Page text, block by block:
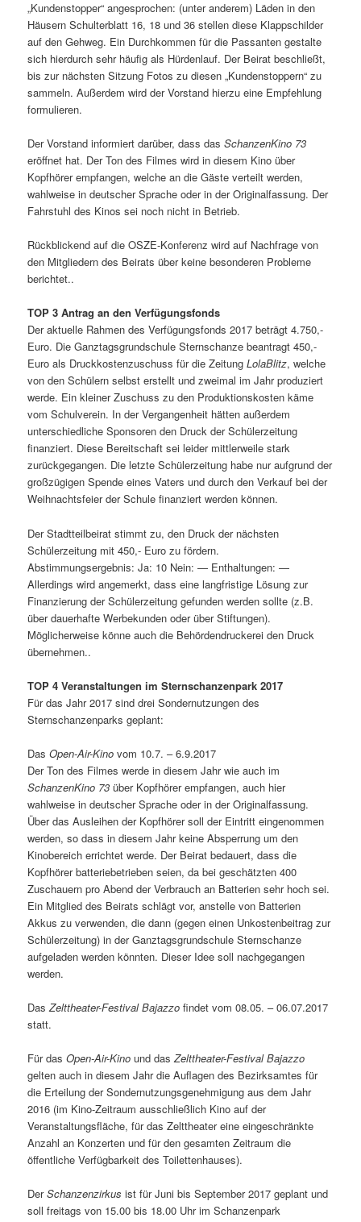
„Kundenstopper“ angesprochen: (unter anderem) Läden in den
Häusern Schulterblatt 16, 18 und 36 stellen diese Klappschilder
auf den Gehweg. Ein Durchkommen für die Passanten gestalte
sich hierdurch sehr häufig als Hürdenlauf. Der Beirat beschließt,
bis zur nächsten Sitzung Fotos zu diesen „Kundenstoppern“ zu
sammeln. Außerdem wird der Vorstand hierzu eine Empfehlung
formulieren.
Der Vorstand informiert darüber, dass dasSchanzenKino 73
eröffnet hat. Der Ton des Filmes wird in diesem Kino über
Kopfhörer empfangen, welche an die Gäste verteilt werden,
wahlweise in deutscher Sprache oder in der Originalfassung. Der
Fahrstuhl des Kinos sei noch nicht in Betrieb.
Rückblickend auf die OSZE-Konferenz wird auf Nachfrage von
den Mitgliedern des Beirats über keine besonderen Probleme
berichtet..
TOP 3 Antrag an den Verfügungsfonds
Der aktuelle Rahmen des Verfügungsfonds 2017 beträgt 4.750,-
Euro. Die Ganztagsgrundschule Sternschanze beantragt 450,-
Euro als Druckkostenzuschuss für die ZeitungLolaBlitz, welche
von den Schülern selbst erstellt und zweimal im Jahr produziert
werde. Ein kleiner Zuschuss zu den Produktionskosten käme
vom Schulverein. In der Vergangenheit hätten außerdem
unterschiedliche Sponsoren den Druck der Schülerzeitung
finanziert. Diese Bereitschaft sei leider mittlerweile stark
zurückgegangen. Die letzte Schülerzeitung habe nur aufgrund der
großzügigen Spende eines Vaters und durch den Verkauf bei der
Weihnachtsfeier der Schule finanziert werden können.
Der Stadtteilbeirat stimmt zu, den Druck der nächsten
Schülerzeitung mit 450,- Euro zu fördern.
Abstimmungsergebnis: Ja: 10 Nein: — Enthaltungen: —
Allerdings wird angemerkt, dass eine langfristige Lösung zur
Finanzierung der Schülerzeitung gefunden werden sollte (z.B.
über dauerhafte Werbekunden oder über Stiftungen).
Möglicherweise könne auch die Behördendruckerei den Druck
übernehmen..
TOP 4 Veranstaltungen im Sternschanzenpark 2017
Für das Jahr 2017 sind drei Sondernutzungen des
Sternschanzenparks geplant:
Das Open-Air-Kino vom 10.7. – 6.9.2017
Der Ton des Filmes werde in diesem Jahr wie auch im
SchanzenKino 73 über Kopfhörer empfangen, auch hier
wahlweise in deutscher Sprache oder in der Originalfassung.
Über das Ausleihen der Kopfhörer soll der Eintritt eingenommen
werden, so dass in diesem Jahr keine Absperrung um den
Kinobereich errichtet werde. Der Beirat bedauert, dass die
Kopfhörer batteriebetrieben seien, da bei geschätzten 400
Zuschauern pro Abend der Verbrauch an Batterien sehr hoch sei.
Ein Mitglied des Beirats schlägt vor, anstelle von Batterien
Akkus zu verwenden, die dann (gegen einen Unkostenbeitrag zur
Schülerzeitung) in der Ganztagsgrundschule Sternschanze
aufgeladen werden könnten. Dieser Idee soll nachgegangen
werden.
DasZelttheater-Festival Bajazzo findet vom 08.05. – 06.07.2017
statt.
Für dasOpen-Air-Kino und dasZelttheater-Festival Bajazzo
gelten auch in diesem Jahr die Auflagen des Bezirksamtes für
die Erteilung der Sondernutzungsgenehmigung aus dem Jahr
2016 (im Kino-Zeitraum ausschließlich Kino auf der
Veranstaltungsfläche, für das Zelttheater eine eingeschränkte
Anzahl an Konzerten und für den gesamten Zeitraum die
öffentliche Verfügbarkeit des Toilettenhauses).
DerSchanzenzirkus ist für Juni bis September 2017 geplant und
soll freitags von 15.00 bis 18.00 Uhr im Schanzenpark